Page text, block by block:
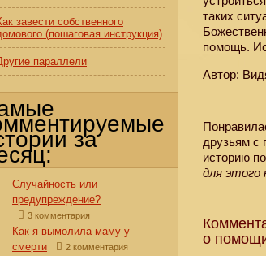
таких
помощь.
Автор:
друзьям с
историю
для этого
о
завести собственного
(пошаговая инструкция)
параллели
за
Случайность или
предупреждение?
3 комментария
Как я вымолила маму у
смерти
2 комментария